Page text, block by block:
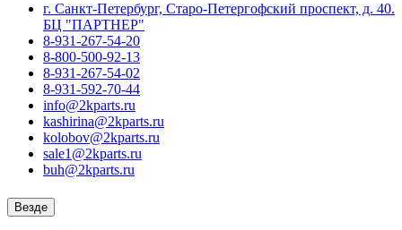
г. Санкт-Петербург, Старо-Петергофский проспект, д. 40.
БЦ "ПАРТНЕР"
8-931-267-54-20
8-800-500-92-13
8-931-267-54-02
8-931-592-70-44
info@2kparts.ru
kashirina@2kparts.ru
kolobov@2kparts.ru
sale1@2kparts.ru
buh@2kparts.ru
Везде